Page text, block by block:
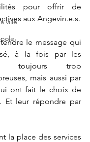
ville
pour offrir de
aux Angevin.e.s.
le message qui
à la fois par les
toujours trop
mais aussi par
ont fait le choix de
Et leur répondre par
la place des services